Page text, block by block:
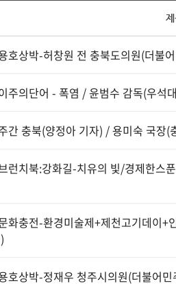
호상박-허창원 전 충북도의원(더불
주의단어 - 폭염 / 윤범수 감독(우석
간 충북(양정아 기자) / 용미숙 국장(
런치북:강화길-치유의 빛/경제한스
화충전-환경미술제+제천고기데이+
호상박-정재우 청주시의원(더불어